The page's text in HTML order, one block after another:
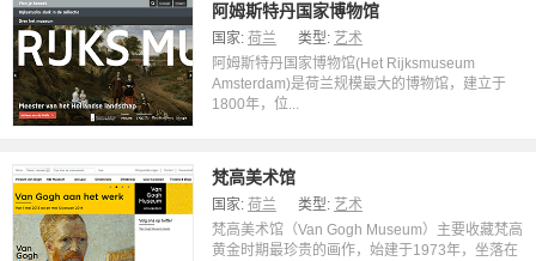
阿姆斯特丹国家博物馆
国家: 荷兰 类型: 艺术
阿姆斯特丹国家博物馆(Het Rijksmuseum
Amsterdam)是荷兰规模最大的博物馆，建立于
1800年，位...
梵高美术馆
国家: 荷兰 类型: 艺术
梵高美术馆（Van Gogh Museum）主要收藏梵高
黄金时期最珍贵的画作，始建于1973年，坐落在